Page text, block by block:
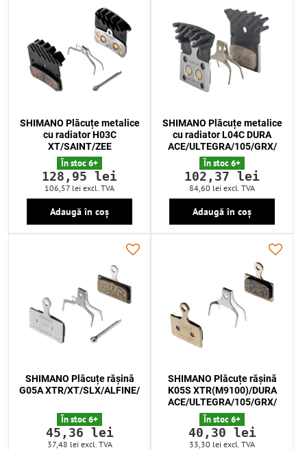
SHIMANO Plăcuțe metalice
cu radiator H03C
XT/SAINT/ZEE
În stoc 6+
128,95 lei
106,57 lei excl. TVA
Adaugă în coș
SHIMANO Plăcuțe metalice
cu radiator L04C DURA
ACE/ULTEGRA/105/GRX/
În stoc 6+
102,37 lei
84,60 lei excl. TVA
Adaugă în coș
SHIMANO Plăcuțe rășină
G05A XTR/XT/SLX/ALFINE/
În stoc 6+
45,36 lei
37,48 lei excl. TVA
SHIMANO Plăcuțe rășină
K05S XTR(M9100)/DURA
ACE/ULTEGRA/105/GRX/
În stoc 6+
40,30 lei
33,30 lei excl. TVA